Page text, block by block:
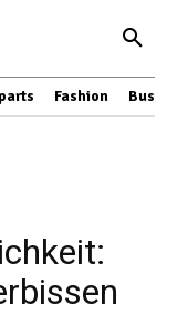
Fashion